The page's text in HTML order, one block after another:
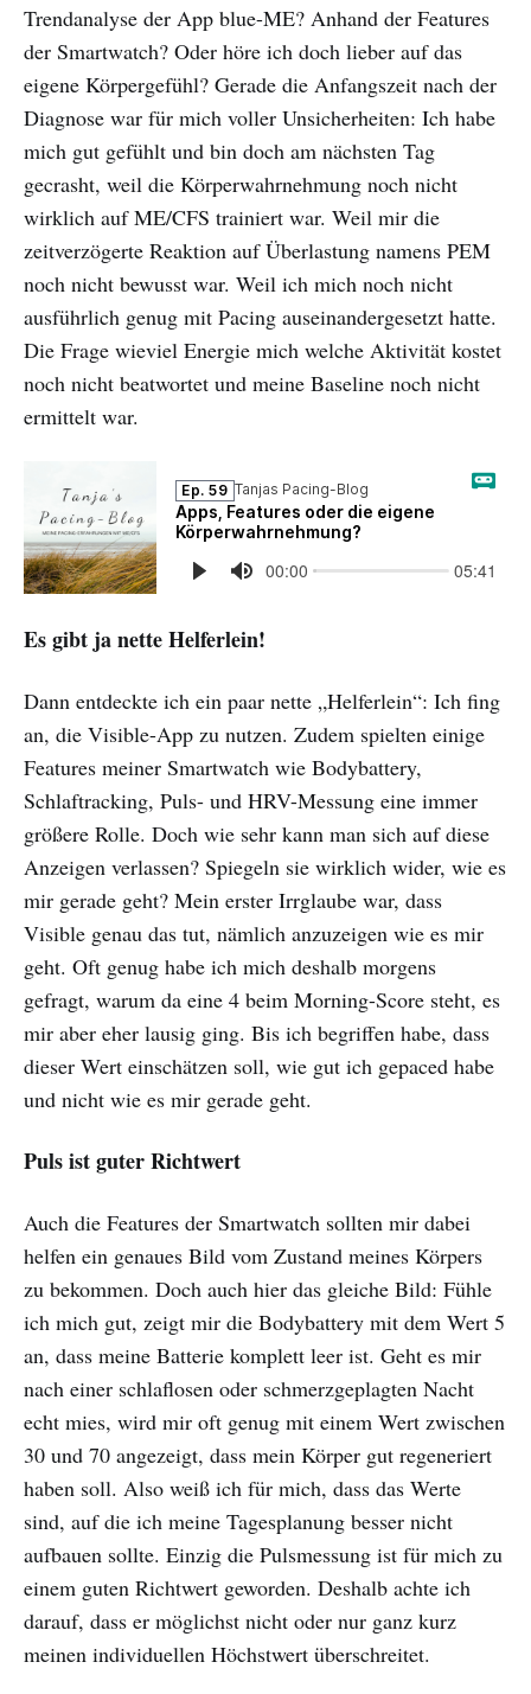
Trendanalyse der App blue-ME? Anhand der Features
der Smartwatch? Oder höre ich doch lieber auf das
eigene Körpergefühl? Gerade die Anfangszeit nach der
Diagnose war für mich voller Unsicherheiten: Ich habe
mich gut gefühlt und bin doch am nächsten Tag
gecrasht, weil die Körperwahrnehmung noch nicht
wirklich auf ME/CFS trainiert war. Weil mir die
zeitverzögerte Reaktion auf Überlastung namens PEM
noch nicht bewusst war. Weil ich mich noch nicht
ausführlich genug mit Pacing auseinandergesetzt hatte.
Die Frage wieviel Energie mich welche Aktivität kostet
noch nicht beatwortet und meine Baseline noch nicht
ermittelt war.
Es gibt ja nette Helferlein!
Dann entdeckte ich ein paar nette „Helferlein“: Ich fing
an, die Visible-App zu nutzen. Zudem spielten einige
Features meiner Smartwatch wie Bodybattery,
Schlaftracking, Puls- und HRV-Messung eine immer
größere Rolle. Doch wie sehr kann man sich auf diese
Anzeigen verlassen? Spiegeln sie wirklich wider, wie es
mir gerade geht? Mein erster Irrglaube war, dass
Visible genau das tut, nämlich anzuzeigen wie es mir
geht. Oft genug habe ich mich deshalb morgens
gefragt, warum da eine 4 beim Morning-Score steht, es
mir aber eher lausig ging. Bis ich begriffen habe, dass
dieser Wert einschätzen soll, wie gut ich gepaced habe
und nicht wie es mir gerade geht.
Puls ist guter Richtwert
Auch die Features der Smartwatch sollten mir dabei
helfen ein genaues Bild vom Zustand meines Körpers
zu bekommen. Doch auch hier das gleiche Bild: Fühle
ich mich gut, zeigt mir die Bodybattery mit dem Wert 5
an, dass meine Batterie komplett leer ist. Geht es mir
nach einer schlaflosen oder schmerzgeplagten Nacht
echt mies, wird mir oft genug mit einem Wert zwischen
30 und 70 angezeigt, dass mein Körper gut regeneriert
haben soll. Also weiß ich für mich, dass das Werte
sind, auf die ich meine Tagesplanung besser nicht
aufbauen sollte. Einzig die Pulsmessung ist für mich zu
einem guten Richtwert geworden. Deshalb achte ich
darauf, dass er möglichst nicht oder nur ganz kurz
meinen individuellen Höchstwert überschreitet.